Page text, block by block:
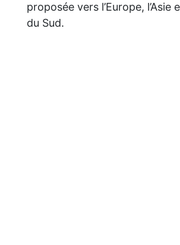
proposée vers l’Europe, l’Asie
du Sud.